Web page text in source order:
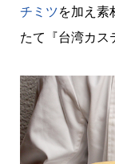
チミツを加え素
たて『台湾カス